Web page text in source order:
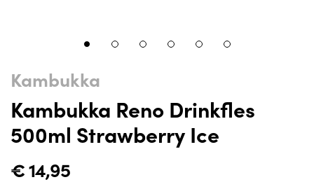
Kambukka
Kambukka Reno Drinkfles
500ml Strawberry Ice
€14,95